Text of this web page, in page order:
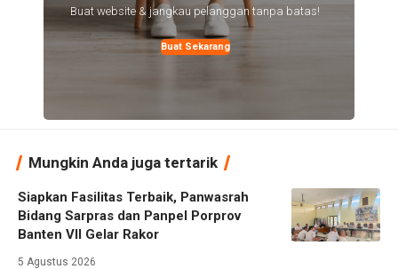
Buat website & jangkau pelanggan tanpa batas!
Buat Sekarang
Mungkin Anda juga tertarik
Siapkan Fasilitas Terbaik, Panwasrah
Bidang Sarpras dan Panpel Porprov
Banten VII Gelar Rakor
5 Agustus 2026